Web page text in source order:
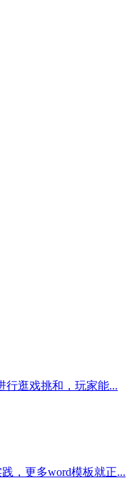
行逛戏挑和，玩家能...
，更多word模板就正...